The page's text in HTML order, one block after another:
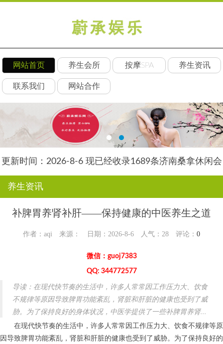
网站首页 养生会所 按摩SPA 养生资讯
联系我们 网站合作
更新时间：2026-8-6 现已经收录1689条济南桑拿休闲会
养生资讯
补脾胃养肾补肝——保持健康的中医养生之道
作者：aqi 来源： 日期：2026-8-6 人气： 28 评论： 0
微信：guoj7383
QQ: 344772577
导读：在现代快节奏的生活中，许多人常常因工作压力大、饮食
不规律等原因导致脾胃功能紊乱，肾脏和肝脏的健康也受到了威
胁。为了保持良好的身体状况，中医学提供了一些补脾胃养肾...
在现代快节奏的生活中，许多人常常因工作压力大、饮食不规律等原
因导致脾胃功能紊乱，肾脏和肝脏的健康也受到了威胁。为了保持良好的